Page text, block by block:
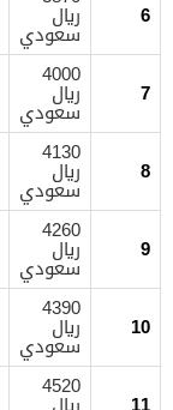
6
ريال
سعودي
7
4000
ريال
سعودي
8
4130
ريال
سعودي
9
4260
ريال
سعودي
10
4390
ريال
سعودي
4520